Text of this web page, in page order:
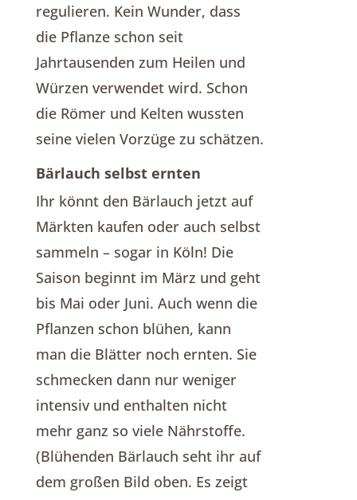
regulieren. Kein Wunder, dass
die Pflanze schon seit
Jahrtausenden zum Heilen und
Würzen verwendet wird. Schon
die Römer und Kelten wussten
seine vielen Vorzüge zu schätzen.
Bärlauch selbst ernten
Ihr könnt den Bärlauch jetzt auf
Märkten kaufen oder auch selbst
sammeln – sogar in Köln! Die
Saison beginnt im März und geht
bis Mai oder Juni. Auch wenn die
Pflanzen schon blühen, kann
man die Blätter noch ernten. Sie
schmecken dann nur weniger
intensiv und enthalten nicht
mehr ganz so viele Nährstoffe.
(Blühenden Bärlauch seht ihr auf
dem großen Bild oben. Es zeigt